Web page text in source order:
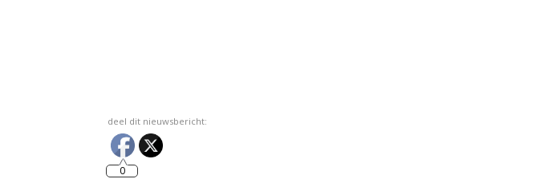
deel dit nieuwsbericht:
0